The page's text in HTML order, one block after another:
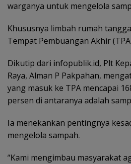
warganya untuk mengelola
Khususnya limbah rumah
Tempat Pembuangan Akhir
Dikutip dari infopublik.id, Plt
Raya, Alman P Pakpahan,
yang masuk ke TPA mencapai
persen di antaranya adalah
Ia menekankan pentingnya
mengelola sampah.
“Kami mengimbau masyarakat